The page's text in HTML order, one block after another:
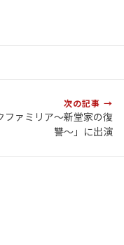
次の記事 →
ファミリア〜新堂家の復
讐〜」に出演